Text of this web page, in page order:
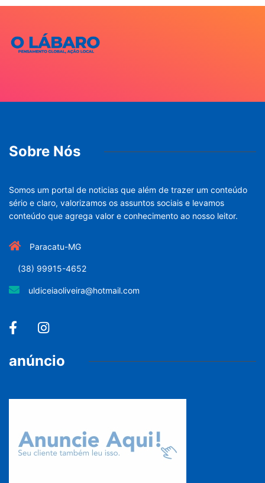
Sobre Nós
Somos um portal de noticias que além de trazer um conteúdo
sério e claro, valorizamos os assuntos sociais e levamos
conteúdo que agrega valor e conhecimento ao nosso leitor.
Paracatu-MG
(38) 99915-4652
uldiceiaoliveira@hotmail.com
anúncio